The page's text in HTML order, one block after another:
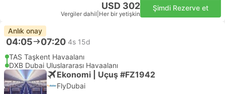
USD 302
Vergiler dahil Her bir yetişkin
Şimdi Rezerve et
Anlık onay
04:05 07:20 4s 15d
TAS Taşkent Havaalanı
DXB Dubai Uluslararası Havaalanı
Ekonomi | Uçuş #FZ1942
FlyDubai